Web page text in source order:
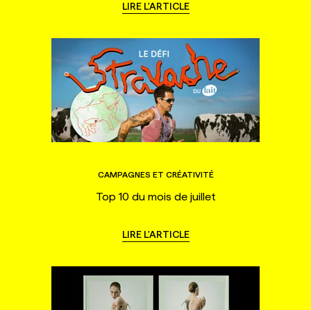
LIRE L'ARTICLE
CAMPAGNES ET CRÉATIVITÉ
Top 10 du mois de juillet
LIRE L'ARTICLE